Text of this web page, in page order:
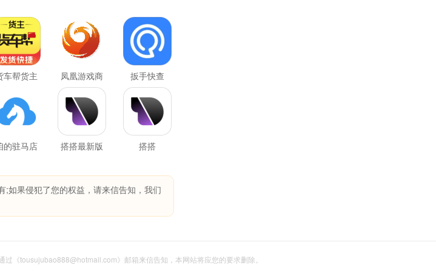
车帮货主
凤凰游戏商
城
扳手快查
的驻马店 搭搭最新版 搭搭
;如果侵犯了您的权益，请来信告知，我们
《tousujubao888@hotmail.com》邮箱来信告知，本网站将应您的要求删除。